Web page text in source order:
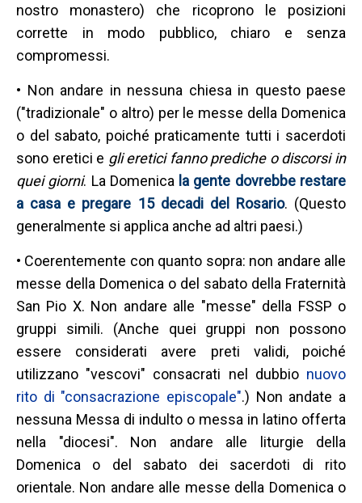
nostro monastero) che ricoprono le posizioni
corrette in modo pubblico, chiaro e senza
compromessi.
• Non andare in nessuna chiesa in questo paese
("tradizionale" o altro) per le messe della Domenica
o del sabato, poiché praticamente tutti i sacerdoti
sono eretici e gli eretici fanno prediche o discorsi in
quei giorni. La Domenica la gente dovrebbe restare
a casa e pregare 15 decadi del Rosario. (Questo
generalmente si applica anche ad altri paesi.)
• Coerentemente con quanto sopra: non andare alle
messe della Domenica o del sabato della Fraternità
San Pio X. Non andare alle "messe" della FSSP o
gruppi simili. (Anche quei gruppi non possono
essere considerati avere preti validi, poiché
utilizzano "vescovi" consacrati nel dubbio nuovo
rito di "consacrazione episcopale".) Non andate a
nessuna Messa di indulto o messa in latino offerta
nella "diocesi". Non andare alle liturgie della
Domenica o del sabato dei sacerdoti di rito
orientale. Non andare alle messe della Domenica o